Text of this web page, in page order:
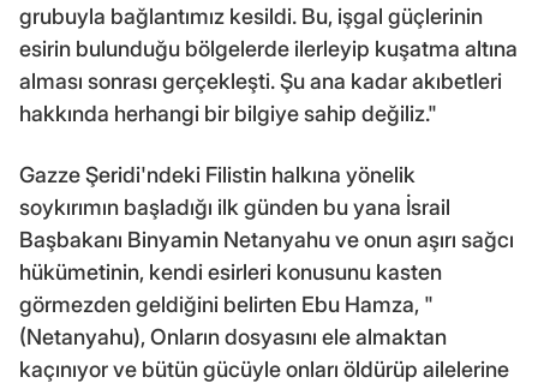
grubuyla bağlantımız kesildi. Bu, işgal güçlerinin
esirin bulunduğu bölgelerde ilerleyip kuşatma altına
alması sonrası gerçekleşti. Şu ana kadar akıbetleri
hakkında herhangi bir bilgiye sahip değiliz."
Gazze Şeridi'ndeki Filistin halkına yönelik
soykırımın başladığı ilk günden bu yana İsrail
Başbakanı Binyamin Netanyahu ve onun aşırı sağcı
hükümetinin, kendi esirleri konusunu kasten
görmezden geldiğini belirten Ebu Hamza, "
(Netanyahu), Onların dosyasını ele almaktan
kaçınıyor ve bütün gücüyle onları öldürüp ailelerine